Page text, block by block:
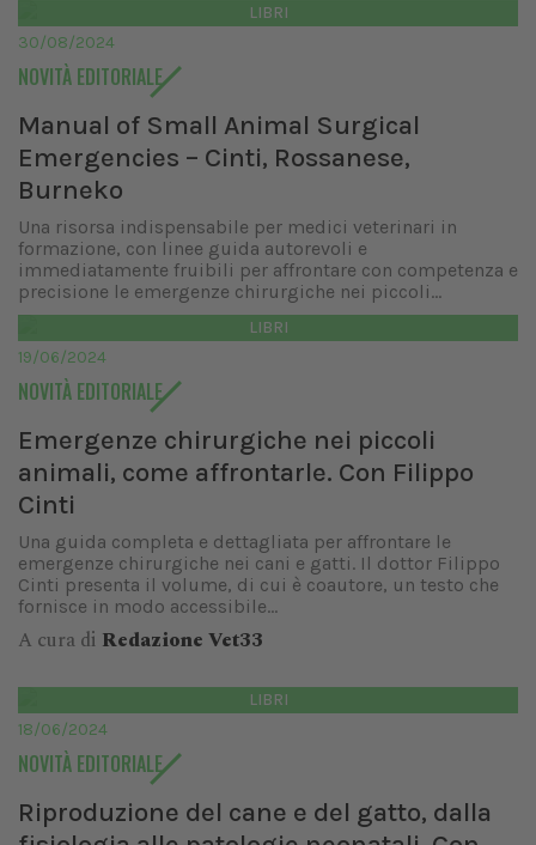
LIBRI
30/08/2024
NOVITÀ EDITORIALE
Manual of Small Animal Surgical
Emergencies – Cinti, Rossanese,
Burneko
Una risorsa indispensabile per medici veterinari in
formazione, con linee guida autorevoli e
immediatamente fruibili per affrontare con competenza e
precisione le emergenze chirurgiche nei piccoli...
LIBRI
19/06/2024
NOVITÀ EDITORIALE
Emergenze chirurgiche nei piccoli
animali, come affrontarle. Con Filippo
Cinti
Una guida completa e dettagliata per affrontare le
emergenze chirurgiche nei cani e gatti. Il dottor Filippo
Cinti presenta il volume, di cui è coautore, un testo che
fornisce in modo accessibile...
A cura di Redazione Vet33
LIBRI
18/06/2024
NOVITÀ EDITORIALE
Riproduzione del cane e del gatto, dalla